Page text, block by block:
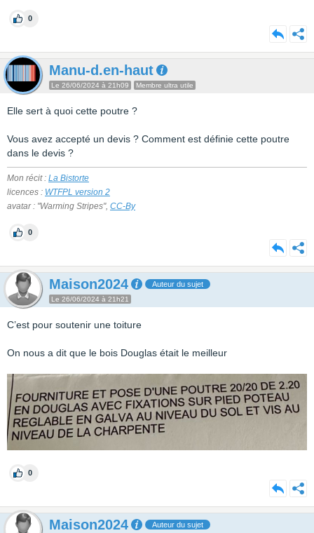
0
Manu-d.en-haut
Le 26/06/2024 à 21h09 Membre ultra utile
Elle sert à quoi cette poutre ?
Vous avez accepté un devis ? Comment est définie cette poutre
dans le devis ?
Mon récit : La Bistorte
licences : WTFPL version 2
avatar : "Warming Stripes", CC-By
0
Maison2024 Auteur du sujet
Le 26/06/2024 à 21h21
C’est pour soutenir une toiture
On nous a dit que le bois Douglas était le meilleur
0
Maison2024 Auteur du sujet